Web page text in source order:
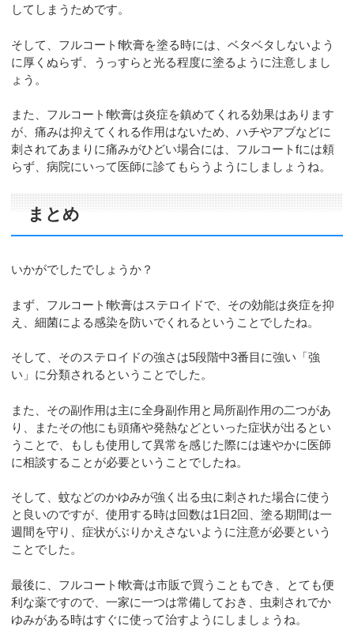
してしまうためです。
そして、フルコートf軟膏を塗る時には、ベタベタしないよう
に厚くぬらず、うっすらと光る程度に塗るように注意しまし
ょう。
また、フルコートf軟膏は炎症を鎮めてくれる効果はあります
が、痛みは抑えてくれる作用はないため、ハチやアブなどに
刺されてあまりに痛みがひどい場合には、フルコートfには頼
らず、病院にいって医師に診てもらうようにしましょうね。
まとめ
いかがでしたでしょうか？
まず、フルコートf軟膏はステロイドで、その効能は炎症を抑
え、細菌による感染を防いでくれるということでしたね。
そして、そのステロイドの強さは5段階中3番目に強い「強
い」に分類されるということでした。
また、その副作用は主に全身副作用と局所副作用の二つがあ
り、またその他にも頭痛や発熱などといった症状が出るとい
うことで、もしも使用して異常を感じた際には速やかに医師
に相談することが必要ということでしたね。
そして、蚊などのかゆみが強く出る虫に刺された場合に使う
と良いのですが、使用する時は回数は1日2回、塗る期間は一
週間を守り、症状がぶりかえさないように注意が必要という
ことでした。
最後に、フルコートf軟膏は市販で買うこともでき、とても便
利な薬ですので、一家に一つは常備しておき、虫刺されでか
ゆみがある時はすぐに使って治すようにしましょうね。